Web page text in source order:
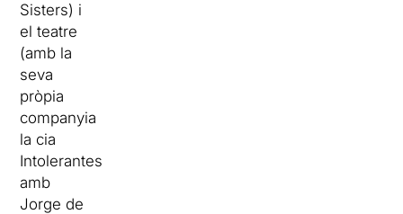
Sisters) i
el teatre
(amb la
seva
pròpia
companyia
la cia
Intolerantes
amb
Jorge de